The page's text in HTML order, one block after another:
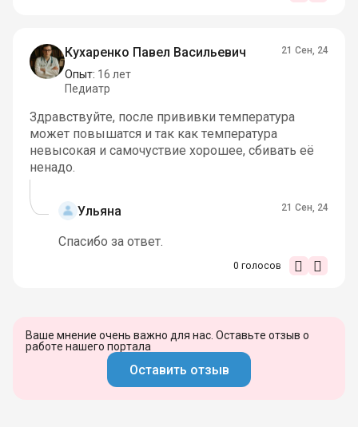
Кухаренко Павел Васильевич
Опыт: 16 лет
Педиатр
21 Сен, 24
Здравствуйте, после прививки температура
может повышатся и так как температура
невысокая и самочуствие хорошее, сбивать её
ненадо.
Ульяна 21 Сен, 24
Спасибо за ответ.
0 голосов
Ваше мнение очень важно для нас. Оставьте отзыв о
работе нашего портала
Оставить отзыв